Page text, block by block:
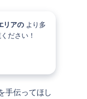
リアのより多
ださい！
手伝ってほし